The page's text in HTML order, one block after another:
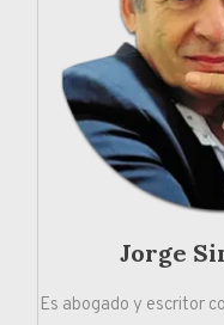
Jorge
Es abogado y escritor